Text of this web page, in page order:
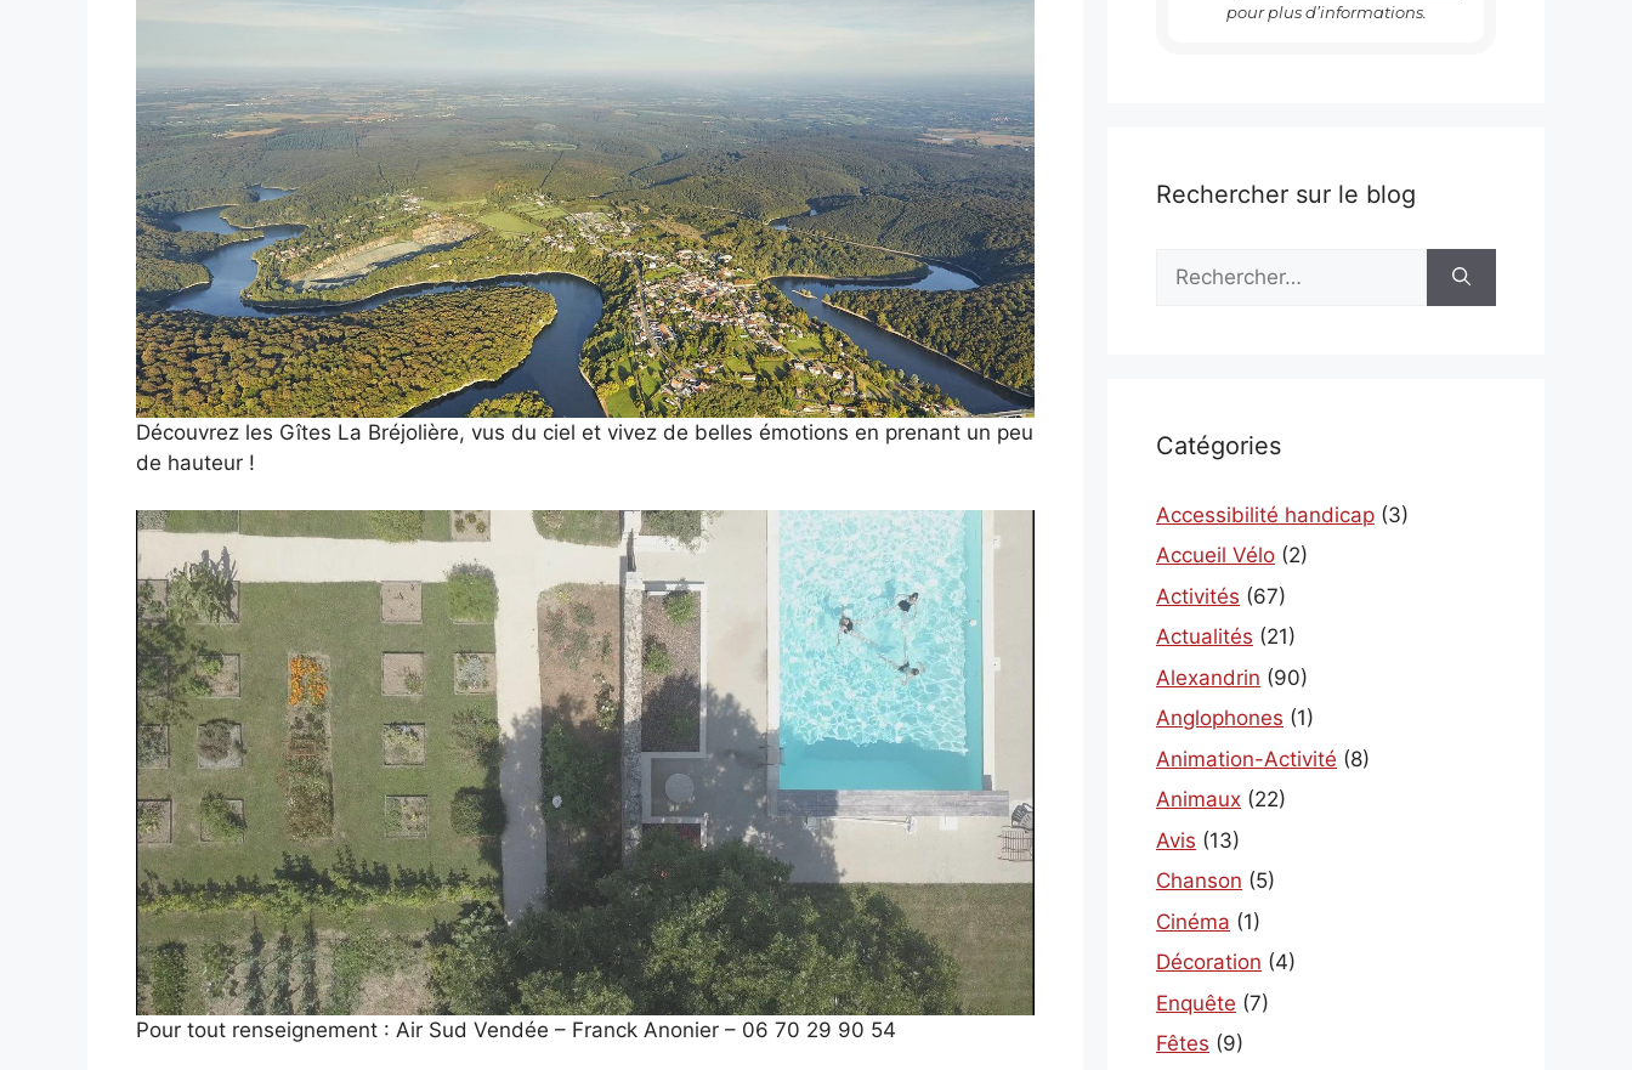
Découvrez les Gîtes La Bréjolière, vus du ciel et vivez de belles émotions en prenant un peu
de hauteur !
Pour tout renseignement : Air Sud Vendée – Franck Anonier – 06 70 29 90 54
pour plus d’informations.
Rechercher sur le blog
Catégories
Accessibilité handicap (3)
Accueil Vélo (2)
Activités (67)
Actualités (21)
Alexandrin (90)
Anglophones (1)
Animation-Activité (8)
Animaux (22)
Avis (13)
Chanson (5)
Cinéma (1)
Décoration (4)
Enquête (7)
Fêtes (9)